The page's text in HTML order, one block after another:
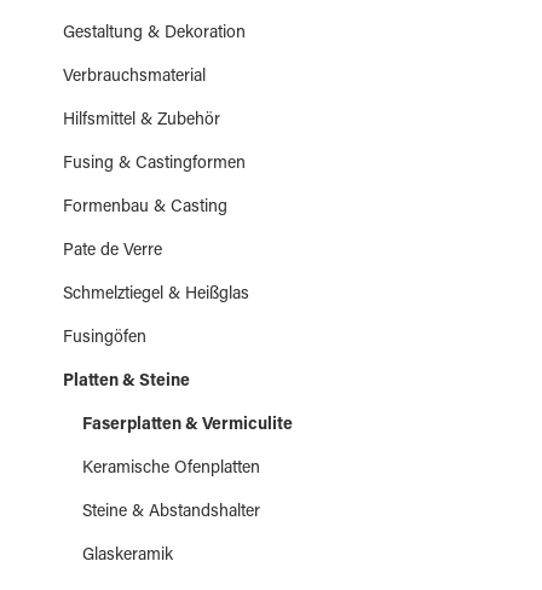
Gestaltung & Dekoration
Verbrauchsmaterial
Hilfsmittel & Zubehör
Fusing & Castingformen
Formenbau & Casting
Pate de Verre
Schmelztiegel & Heißglas
Fusingöfen
Platten & Steine
Faserplatten & Vermiculite
Keramische Ofenplatten
Steine & Abstandshalter
Glaskeramik